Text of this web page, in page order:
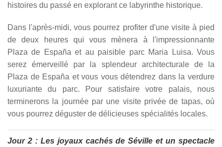
histoires du passé en explorant ce labyrinthe historique.
Dans l'après-midi, vous pourrez profiter d'une visite à pied
de deux heures qui vous mènera à l'impressionnante
Plaza de España et au paisible parc Maria Luisa. Vous
serez émerveillé par la splendeur architecturale de la
Plaza de España et vous vous détendrez dans la verdure
luxuriante du parc. Pour satisfaire votre palais, nous
terminerons la journée par une visite privée de tapas, où
vous pourrez déguster de délicieuses spécialités locales.
Jour 2 : Les joyaux cachés de Séville et un spectacle